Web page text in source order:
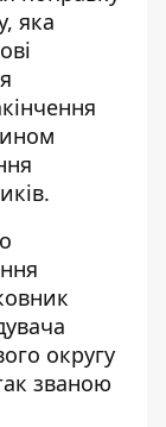
яка
округу
званою